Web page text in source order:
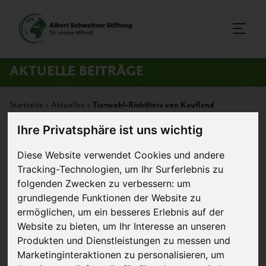
Ihre Privatsphäre ist uns wichtig
Diese Website verwendet Cookies und andere
Tracking-Technologien, um Ihr Surferlebnis zu
folgenden Zwecken zu verbessern: um
grundlegende Funktionen der Website zu
ermöglichen, um ein besseres Erlebnis auf der
Website zu bieten, um Ihr Interesse an unseren
Produkten und Dienstleistungen zu messen und
Marketinginteraktionen zu personalisieren, um
AKTUELLE BEITRÄGE
Startseite > Aktuelles > Tierwohl-Richtlinie von Kaufland
Tierwohl-Richtlinie von Kaufland